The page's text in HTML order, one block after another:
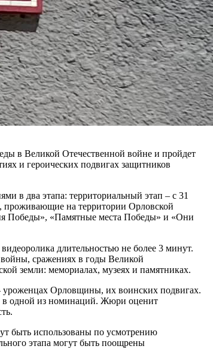
в Великой Отечественной войне и пройдет
и героических подвигах защитников
в два этапа: территориальный этап – с 31
проживающие на территории Орловской
Победы», «Памятные места Победы» и «Они
длительностью не более 3 минут.
сражениях в годы Великой
земли: мемориалах, музеях и памятниках.
уроженцах Орловщины, их воинских подвигах.
в одной из номинаций. Жюри оценит
быть использованы по усмотрению
этапа могут быть поощрены